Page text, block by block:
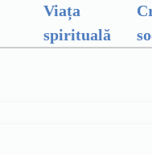
Viața
spirituală